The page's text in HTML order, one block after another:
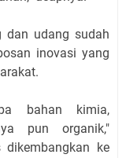
dan udang sudah
inovasi yang
bahan kimia,
pun organik,"
ke